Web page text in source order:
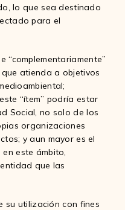
lo que sea destinado
para el
“complementariamente”
atienda a objetivos
“ítem” podría estar
Social, no solo de los
organizaciones
y aun mayor es el
este ámbito,
que las
su utilización con fines